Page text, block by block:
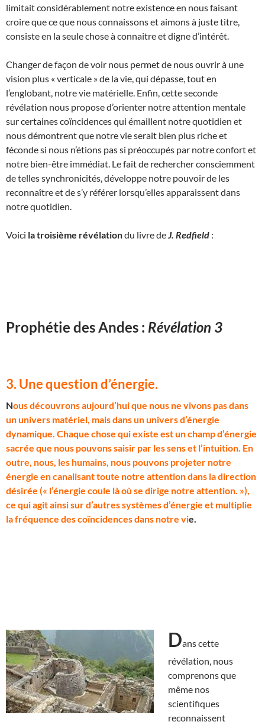
limitait considérablement notre existence en nous faisant
croire que ce que nous connaissons et aimons à juste titre,
consiste en la seule chose à connaitre et digne d’intérêt.
Changer de façon de voir nous permet de nous ouvrir à une
vision plus « verticale » de la vie, qui dépasse, tout en
l’englobant, notre vie matérielle. Enfin, cette seconde
révélation nous propose d’orienter notre attention mentale
sur certaines coïncidences qui émaillent notre quotidien et
nous démontrent que notre vie serait bien plus riche et
féconde si nous n’étions pas si préoccupés par notre confort et
notre bien-être immédiat. Le fait de rechercher consciemment
de telles synchronicités, développe notre pouvoir de les
reconnaître et de s’y référer lorsqu’elles apparaissent dans
notre quotidien.
Voici la troisième révélationdu livre de J. Redfield :
Prophétie des Andes : Révélation 3
3. Une question d’énergie.
Nous découvrons aujourd’hui que nous ne vivons pas dans
un univers matériel, mais dans un univers d’énergie
dynamique. Chaque chose qui existe est un champ d’énergie
sacrée que nous pouvons saisir par les sens et l’intuition. En
outre, nous, les humains, nous pouvons projeter notre
énergie en canalisant toute notre attention dans la direction
désirée (« l’énergie coule là où se dirige notre attention. »),
ce qui agit ainsi sur d’autres systèmes d’énergie et multiplie
la fréquence des coïncidences dans notre vie.
Dans cette
révélation, nous
comprenons que
même nos
scientifiques
reconnaissent